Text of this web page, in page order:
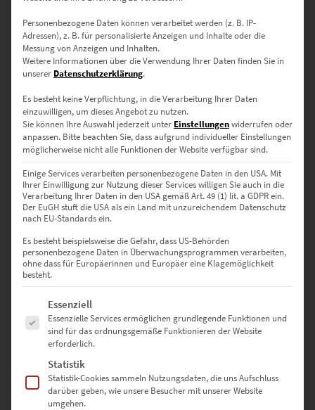
EZ00383 Starburst
€24,90
zzgl.Versand
Lieferzeit: ca. 10 Werktage
Dieses Produkt weist mehrere Varianten auf. Die Optionen können auf der Produktseite gewählt werden
€24,90–€999,00
Personenbezogene Daten können verarbeitet werden (z. B. IP-
Adressen), z. B. für personalisierte Anzeigen und Inhalte oder die
Messung von Anzeigen und Inhalten.
Weitere Informationen über die Verwendung Ihrer Daten finden Sie in
unserer Datenschutzerklärung.
Es besteht keine Verpflichtung, in die Verarbeitung Ihrer Daten
einzuwilligen, um dieses Angebot zu nutzen.
Sie können Ihre Auswahl jederzeit unter Einstellungenwiderrufen oder
anpassen. Bitte beachten Sie, dass aufgrund individueller Einstellungen
möglicherweise nicht alle Funktionen der Website verfügbar sind.
Einige Services verarbeiten personenbezogene Daten in den USA. Mit
Ihrer Einwilligung zur Nutzung dieser Services willigen Sie auch in die
Verarbeitung Ihrer Daten in den USA gemäß Art. 49 (1) lit. a GDPR ein.
Der EuGH stuft die USA als ein Land mit unzureichendem Datenschutz
nach EU-Standards ein.
Es besteht beispielsweise die Gefahr, dass US-Behörden
personenbezogene Daten in Überwachungsprogrammen verarbeiten,
ohne dass für Europäerinnen und Europäer eine Klagemöglichkeit
besteht.
Es folgt eine Liste der Service-Gruppen, für die eine Einwilligung
Essenziell
Essenzielle Services ermöglichen grundlegende Funktionen und
sind für das ordnungsgemäße Funktionieren der Website
erforderlich.
Statistik
Statistik-Cookies sammeln Nutzungsdaten, die uns Aufschluss
darüber geben, wie unsere Besucher mit unserer Website
umgehen.